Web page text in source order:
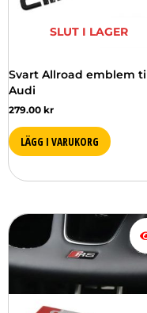
SLUT I LAGER
Svart Allroad emblem
Audi
279.00 kr
LÄGG I VARUKORG
Den
här
produkten
har